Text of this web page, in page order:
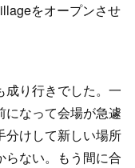
をオープンさせ
成り行きでした。一
になって会場が急遽
分けして新しい場所
らない。もう間に合